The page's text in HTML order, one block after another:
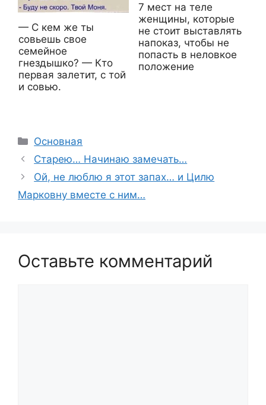
— С кем же ты
совьешь свое
семейное
гнездышко? — Кто
первая залетит, с той
и совью.
7 мест на теле
женщины, которые
не стоит выставлять
напоказ, чтобы не
попасть в неловкое
положение
Рубрики
Основная
Старею… Начинаю замечать…
Ой, не люблю я этот запах… и Цилю
Марковну вместе с ним…
Оставьте комментарий